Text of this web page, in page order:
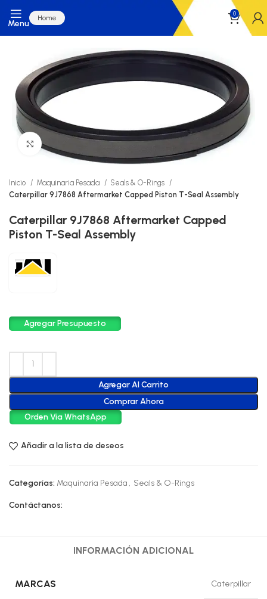
Menu
Home
0
Click to enlarge
Inicio Maquinaria Pesada
Seals & O-Rings
Caterpillar 9J7868 Aftermarket Capped Piston T-Seal Assembly
Caterpillar 9J7868 Aftermarket Capped
Piston T-Seal Assembly
Agregar Presupuesto
Agregar Al Carrito
Comprar Ahora
Orden Vía WhatsApp
Añadir a la lista de deseos
Categorías: Maquinaria Pesada , Seals & O-Rings
Contáctanos:
INFORMACIÓN ADICIONAL
MARCAS Caterpillar